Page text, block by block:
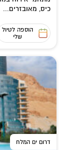
כיס, מאובזרים...
הוספה לטיול
שלי
דרום ים המלח